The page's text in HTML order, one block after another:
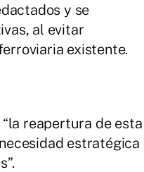
y se
al evitar
existente.
reapertura de esta
estratégica